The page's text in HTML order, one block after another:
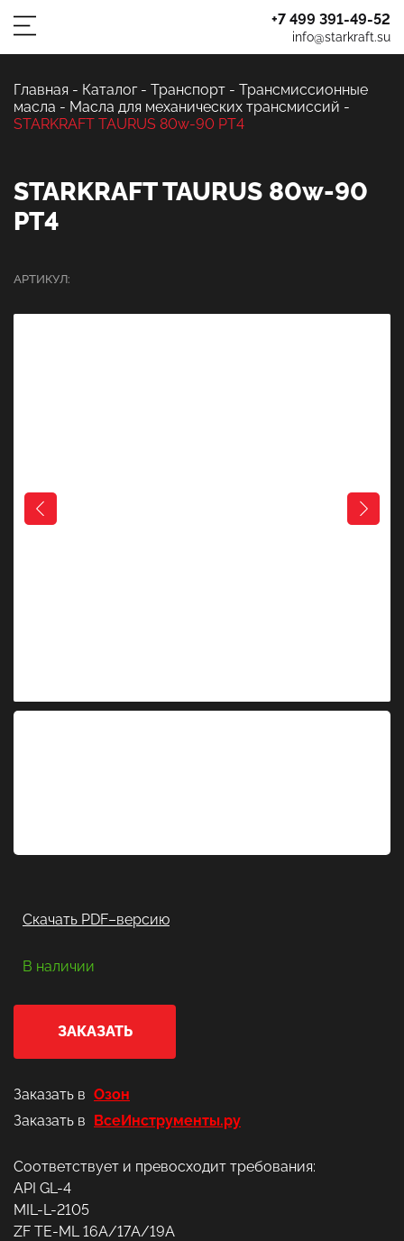
+7 499 391-49-52
info@starkraft.su
Главная - Каталог- Транспорт - Трансмиссионные
масла - Масла для механических трансмиссий -
STARKRAFT TAURUS 80w-90 PT4
STARKRAFT TAURUS 80w-90
PT4
АРТИКУЛ:
Скачать PDF–версию
В наличии
ЗАКАЗАТЬ
Заказать в Озон
Заказать в ВсеИнструменты.ру
Соответствует и превосходит требования:
API GL-4
MIL-L-2105
ZF TE-ML 16A/17A/19A